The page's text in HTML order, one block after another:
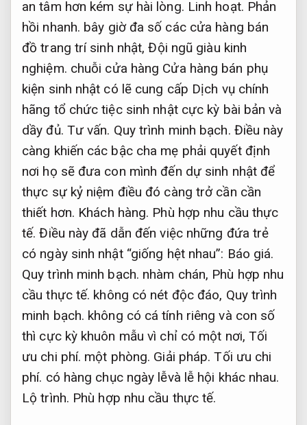
an tâm hơn kém sự hài lòng. Linh hoạt. Phản
hồi nhanh. bây giờ đa số các cửa hàng bán
đồ trang trí sinh nhật,Đội ngũ giàu kinh
nghiệm. chuỗi cửa hàng Cửa hàng bán phụ
kiện sinh nhật có lẽ cung cấp Dịch vụ chính
hãng tổ chức tiệc sinh nhật cực kỳ bài bản và
dầy đủ. Tư vấn. Quy trình minh bạch. Điều này
càng khiến các bậc cha mẹ phải quyết định
nơi họ sẽ đưa con mình đến dự sinh nhật để
thực sự kỷ niệm điều đó càng trở cần cần
thiết hơn. Khách hàng. Phù hợp nhu cầu thực
tế. Điều này đã dẫn đến việc những đứa trẻ
có ngày sinh nhật “giống hệt nhau”: Báo giá.
Quy trình minh bạch. nhàm chán, Phù hợp nhu
cầu thực tế. không có nét độc đáo, Quy trình
minh bạch. không có cá tính riêng và con số
thì cực kỳ khuôn mẫu vì chỉ có một nơi, Tối
ưu chi phí. một phòng. Giải pháp. Tối ưu chi
phí. có hàng chục ngày lễvà lễ hội khác nhau.
Lộ trình. Phù hợp nhu cầu thực tế.